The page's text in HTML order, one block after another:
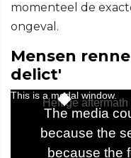
momenteel de
ongeval.
Mensen
delict'